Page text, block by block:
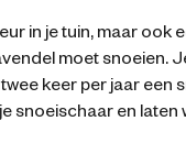
in je tuin, maar ook
moet snoeien.
keer per jaar een
snoeischaar en laten